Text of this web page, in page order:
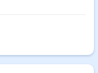
ある方を募集いたします。
に確定予定) OS：作業環境